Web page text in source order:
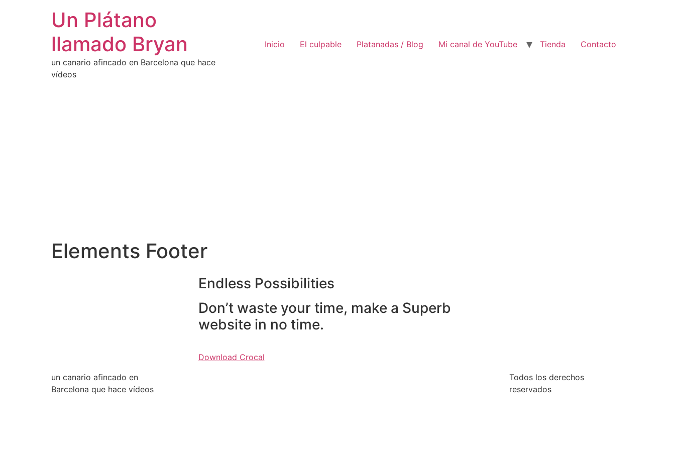
Un Plátano
llamado Bryan
un canario afincado en Barcelona que hace
vídeos
Inicio El culpable Platanadas / Blog Mi canal de YouTube Tienda Contacto
Elements Footer
Endless Possibilities
Don’t waste your time, make a Superb
website in no time.
Download Crocal
un canario afincado en
Barcelona que hace vídeos
Todos los derechos
reservados